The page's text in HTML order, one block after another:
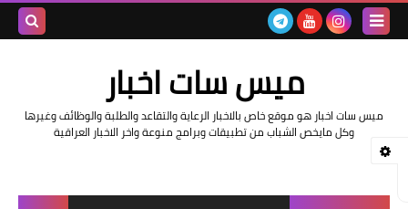
ميس سات اخبار
ميس سات اخبار هو موقع خاص بالاخبار الرعاية والتقاعد والطلبة والوظائف وغيرها
وكل مايخص الشباب من تطبيقات وبرامج منوعة واخر الاخبار العراقية